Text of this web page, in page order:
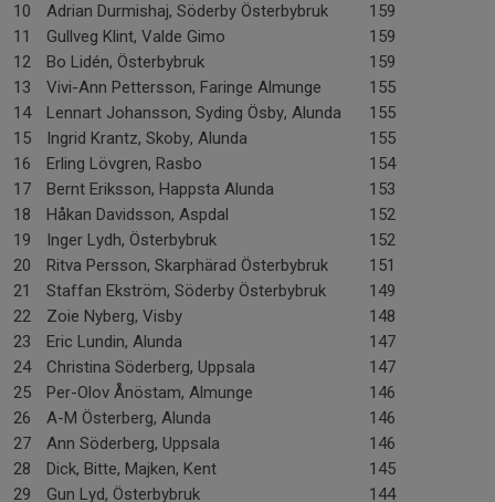
10
Adrian Durmishaj, Söderby Österbybruk
159
11
Gullveg Klint, Valde Gimo
159
12
Bo Lidén, Österbybruk
159
13
Vivi-Ann Pettersson, Faringe Almunge
155
14
Lennart Johansson, Syding Ösby, Alunda
155
15
Ingrid Krantz, Skoby, Alunda
155
16
Erling Lövgren, Rasbo
154
17
Bernt Eriksson, Happsta Alunda
153
18
Håkan Davidsson, Aspdal
152
19
Inger Lydh, Österbybruk
152
20
Ritva Persson, Skarphärad Österbybruk
151
21
Staffan Ekström, Söderby Österbybruk
149
22
Zoie Nyberg, Visby
148
23
Eric Lundin, Alunda
147
24
Christina Söderberg, Uppsala
147
25
Per-Olov Ånöstam, Almunge
146
26
A-M Österberg, Alunda
146
27
Ann Söderberg, Uppsala
146
28
Dick, Bitte, Majken, Kent
145
29
Gun Lyd, Österbybruk
144